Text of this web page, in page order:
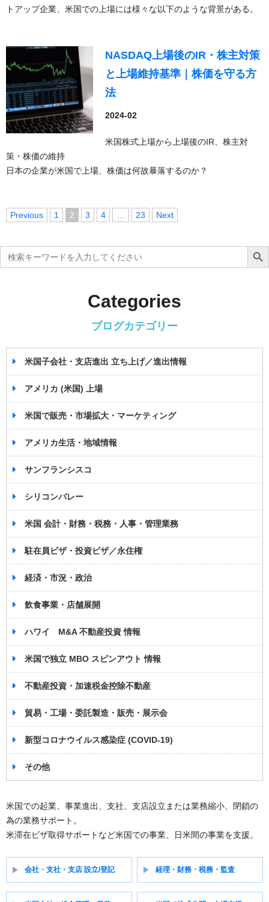
トアップ企業、米国での上場には様々な以下のような背景がある。
NASDAQ上場後のIR・株主対策
と上場維持基準｜株価を守る方
法
2024-02
米国株式上場から上場後のIR、株主対
策・株価の維持
日本の企業が米国で上場、株価は何故暴落するのか？
投
ビ
Previous 1 2 3 4 23 Next
Search
for:
Search
Categories
ブログカテゴリー
米国子会社・支店進出 立ち上げ／進出情報
アメリカ (米国) 上場
米国で販売・市場拡大・マーケティング
アメリカ生活・地域情報
サンフランシスコ
シリコンバレー
米国 会計・財務・税務・人事・管理業務
駐在員ビザ・投資ビザ／永住権
経済・市況・政治
飲食事業・店舗展開
ハワイ M&A 不動産投資 情報
米国で独立 MBO スピンアウト 情報
不動産投資・加速税金控除不動産
貿易・工場・委託製造・販売・展示会
新型コロナウイルス感染症 (COVID-19)
その他
米国での起業、事業進出、支社、支店設立または業務縮小、閉鎖の
為の業務サポート。
米滞在ビザ取得サポートなど米国での事業、日米間の事業を支援。
会社・支社・支店 設立/登記 経理・財務・税務・監査